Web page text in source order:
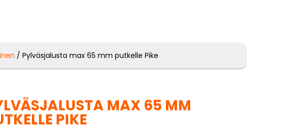
/ Pylväsjalusta max 65 mm putkelle Pike
MAX 65 MM
PIKE